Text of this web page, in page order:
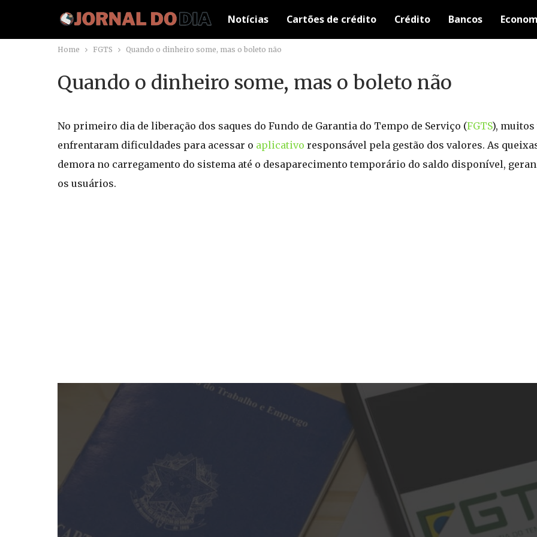
Notícias Cartões de crédito Crédito Bancos
Home FGTS Quando o dinheiro some, mas o boleto não
Quando o dinheiro some, mas o boleto não
No primeiro dia de liberação dos saques do Fundo de Garantia do Tempo de Serviço (FGTS),
enfrentaram dificuldades para acessar o aplicativo responsável pela gestão dos valores. As
demora no carregamento do sistema até o desaparecimento temporário do saldo disponível,
os usuários.